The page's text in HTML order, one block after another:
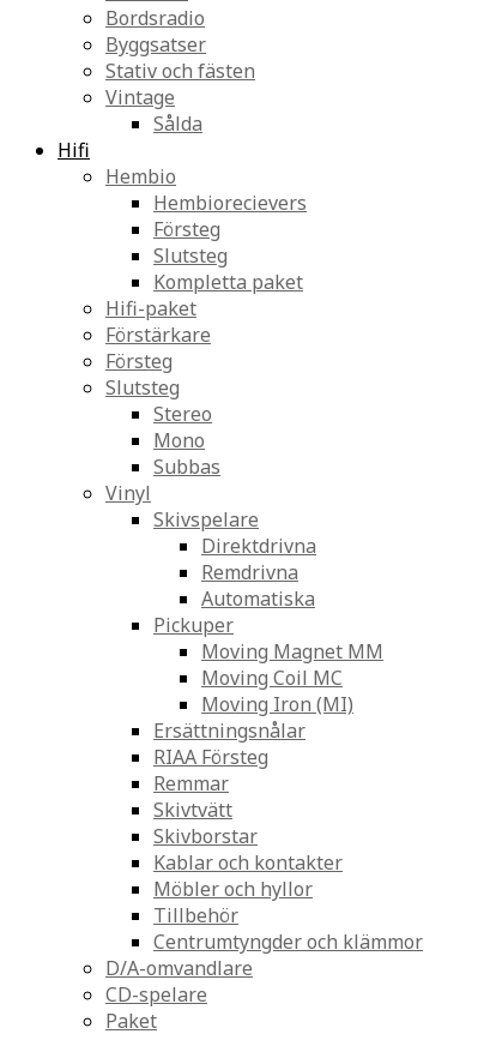
Bordsradio
Byggsatser
Stativ och fästen
Vintage
Sålda
Hifi
Hembio
Hembiorecievers
Försteg
Slutsteg
Kompletta paket
Hifi-paket
Förstärkare
Försteg
Slutsteg
Stereo
Mono
Subbas
Vinyl
Skivspelare
Direktdrivna
Remdrivna
Automatiska
Pickuper
Moving Magnet MM
Moving Coil MC
Moving Iron (MI)
Ersättningsnålar
RIAA Försteg
Remmar
Skivtvätt
Skivborstar
Kablar och kontakter
Möbler och hyllor
Tillbehör
Centrumtyngder och klämmor
D/A-omvandlare
CD-spelare
Paket